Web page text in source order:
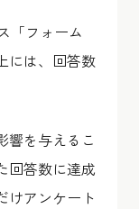
「フォーム
には、回答数
響を与えるこ
回答数に達成
けアンケート